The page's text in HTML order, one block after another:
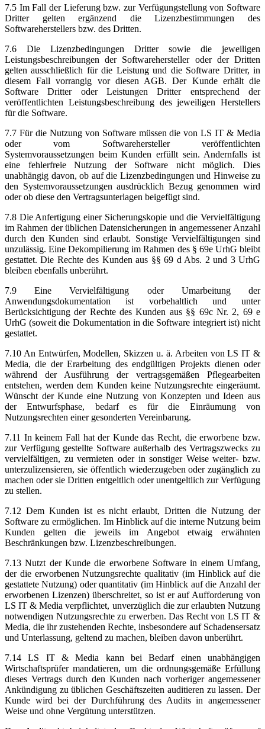
7.5 Im Fall der Lieferung bzw. zur Verfügungstellung von Software
Dritter gelten ergänzend die Lizenzbestimmungen des
Softwareherstellers bzw. des Dritten.
7.6 Die Lizenzbedingungen Dritter sowie die jeweiligen
Leistungsbeschreibungen der Softwarehersteller oder der Dritten
gelten ausschließlich für die Leistung und die Software Dritter, in
diesem Fall vorrangig vor diesen AGB. Der Kunde erhält die
Software Dritter oder Leistungen Dritter entsprechend der
veröffentlichten Leistungsbeschreibung des jeweiligen Herstellers
für die Software.
7.7 Für die Nutzung von Software müssen die von LS IT & Media
oder vom Softwarehersteller veröffentlichten
Systemvoraussetzungen beim Kunden erfüllt sein. Andernfalls ist
eine fehlerfreie Nutzung der Software nicht möglich. Dies
unabhängig davon, ob auf die Lizenzbedingungen und Hinweise zu
den Systemvoraussetzungen ausdrücklich Bezug genommen wird
oder ob diese den Vertragsunterlagen beigefügt sind.
7.8 Die Anfertigung einer Sicherungskopie und die Vervielfältigung
im Rahmen der üblichen Datensicherungen in angemessener Anzahl
durch den Kunden sind erlaubt. Sonstige Vervielfältigungen sind
unzulässig. Eine Dekompilierung im Rahmen des § 69e UrhG bleibt
gestattet. Die Rechte des Kunden aus §§ 69 d Abs. 2 und 3 UrhG
bleiben ebenfalls unberührt.
7.9 Eine Vervielfältigung oder Umarbeitung der
Anwendungsdokumentation ist vorbehaltlich und unter
Berücksichtigung der Rechte des Kunden aus §§ 69c Nr. 2, 69 e
UrhG (soweit die Dokumentation in die Software integriert ist) nicht
gestattet.
7.10 An Entwürfen, Modellen, Skizzen u. ä. Arbeiten von LS IT &
Media, die der Erarbeitung des endgültigen Projekts dienen oder
während der Ausführung der vertragsgemäßen Pflegearbeiten
entstehen, werden dem Kunden keine Nutzungsrechte eingeräumt.
Wünscht der Kunde eine Nutzung von Konzepten und Ideen aus
der Entwurfsphase, bedarf es für die Einräumung von
Nutzungsrechten einer gesonderten Vereinbarung.
7.11 In keinem Fall hat der Kunde das Recht, die erworbene bzw.
zur Verfügung gestellte Software außerhalb des Vertragszwecks zu
vervielfältigen, zu vermieten oder in sonstiger Weise weiter- bzw.
unterzulizensieren, sie öffentlich wiederzugeben oder zugänglich zu
machen oder sie Dritten entgeltlich oder unentgeltlich zur Verfügung
zu stellen.
7.12 Dem Kunden ist es nicht erlaubt, Dritten die Nutzung der
Software zu ermöglichen. Im Hinblick auf die interne Nutzung beim
Kunden gelten die jeweils im Angebot etwaig erwähnten
Beschränkungen bzw. Lizenzbeschreibungen.
7.13 Nutzt der Kunde die erworbene Software in einem Umfang,
der die erworbenen Nutzungsrechte qualitativ (im Hinblick auf die
gestattete Nutzung) oder quantitativ (im Hinblick auf die Anzahl der
erworbenen Lizenzen) überschreitet, so ist er auf Aufforderung von
LS IT & Media verpflichtet, unverzüglich die zur erlaubten Nutzung
notwendigen Nutzungsrechte zu erwerben. Das Recht von LS IT &
Media, die ihr zustehenden Rechte, insbesondere auf Schadensersatz
und Unterlassung, geltend zu machen, bleiben davon unberührt.
7.14 LS IT & Media kann bei Bedarf einen unabhängigen
Wirtschaftsprüfer mandatieren, um die ordnungsgemäße Erfüllung
dieses Vertrags durch den Kunden nach vorheriger angemessener
Ankündigung zu üblichen Geschäftszeiten auditieren zu lassen. Der
Kunde wird bei der Durchführung des Audits in angemessener
Weise und ohne Vergütung unterstützen.